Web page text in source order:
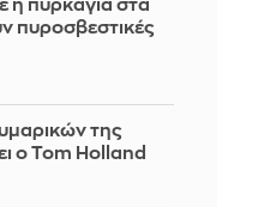
η πυρκαγιά στα
πυροσβεστικές
της
ο Tom Holland